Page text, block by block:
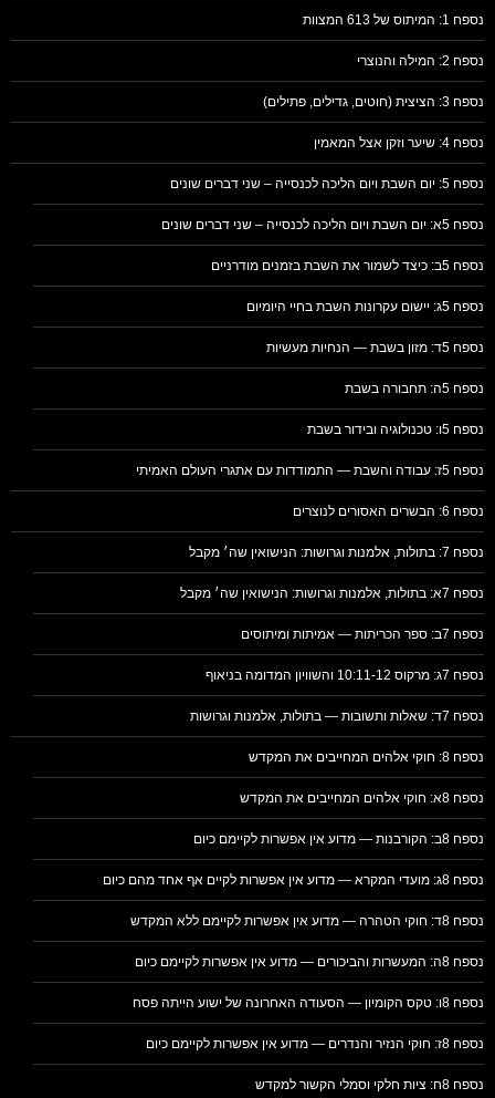
נספח 1: המיתוס של 613 המצוות
נספח 2: המילה והנוצרי
נספח 3: הציצית (חוטים, גדילים, פתילים)
נספח 4: שיער וזקן אצל המאמין
נספח 5: יום השבת ויום הליכה לכנסייה – שני דברים שונים
נספח 5א: יום השבת ויום הליכה לכנסייה – שני דברים שונים
נספח 5ב: כיצד לשמור את השבת בזמנים מודרניים
נספח 5ג: יישום עקרונות השבת בחיי היומיום
נספח 5ד: מזון בשבת — הנחיות מעשיות
נספח 5ה: תחבורה בשבת
נספח 5ו: טכנולוגיה ובידור בשבת
נספח 5ז: עבודה והשבת — התמודדות עם אתגרי העולם האמיתי
נספח 6: הבשרים האסורים לנוצרים
נספח 7: בתולות, אלמנות וגרושות: הנישואין שה׳ מקבל
נספח 7א: בתולות, אלמנות וגרושות: הנישואין שה׳ מקבל
נספח 7ב: ספר הכריתות — אמיתות ומיתוסים
נספח 7ג: מרקוס 10:11-12 והשוויון המדומה בניאוף
נספח 7ד: שאלות ותשובות — בתולות, אלמנות וגרושות
נספח 8: חוקי אלהים המחייבים את המקדש
נספח 8א: חוקי אלהים המחייבים את המקדש
נספח 8ב: הקורבנות — מדוע אין אפשרות לקיימם כיום
נספח 8ג: מועדי המקרא — מדוע אין אפשרות לקיים אף אחד מהם כיום
נספח 8ד: חוקי הטהרה — מדוע אין אפשרות לקיימם ללא המקדש
נספח 8ה: המעשרות והביכורים — מדוע אין אפשרות לקיימם כיום
נספח 8ו: טקס הקומיון — הסעודה האחרונה של ישוע הייתה פסח
נספח 8ז: חוקי הנזיר והנדרים — מדוע אין אפשרות לקיימם כיום
נספח 8ח: ציות חלקי וסמלי הקשור למקדש